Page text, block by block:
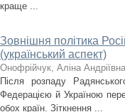
краще ...
Зовнішня політика
(український аспект)
Онофрійчук, Аліна Андріївна
Після розпаду
Федерацією й Україною
обох країн. Зіткнення ...